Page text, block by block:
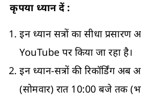
कृपया ध्यान दें :
इन ध्यान सत्रों का सीधा प्रसारण
YouTube पर किया जा रहा है।
इन ध्यान-सत्रों की रिकॉर्डिंग अब
(सोमवार) रात 10:00 बजे तक